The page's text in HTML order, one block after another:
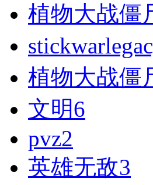
植物大战僵
植物大战僵
文明6
pvz2
英雄无敌3